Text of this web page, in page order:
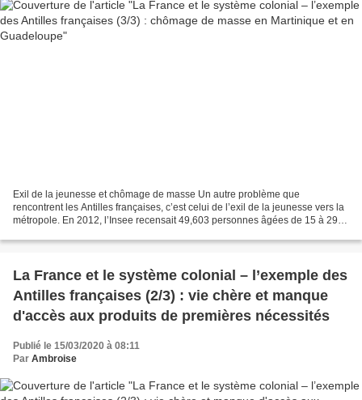
Exil de la jeunesse et chômage de masse Un autre problème que
rencontrent les Antilles françaises, c’est celui de l’exil de la jeunesse vers la
métropole. En 2012, l’Insee recensait 49,603 personnes âgées de 15 à 29
La France et le système colonial – l’exemple des
Antilles françaises (2/3) : vie chère et manque
d'accès aux produits de premières nécessités
Publié le 15/03/2020 à 08:11
Par Ambroise